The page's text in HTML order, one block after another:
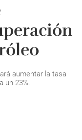
aumentar la tasa
un 23%.